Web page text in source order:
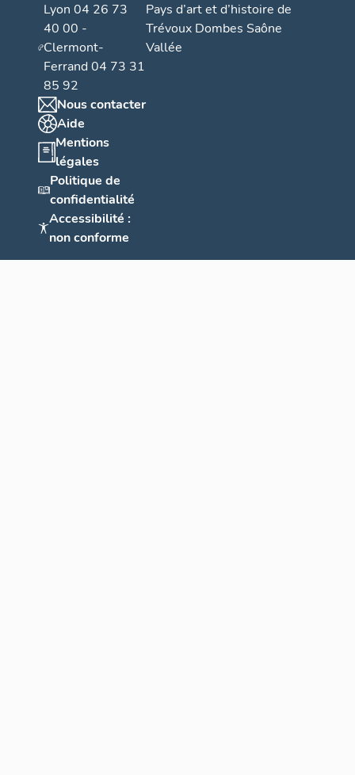
Lyon 04 26 73
40 00 -
Clermont-
Ferrand 04 73 31
85 92
Nous contacter
Aide
Mentions
légales
Politique de
confidentialité
Accessibilité :
non conforme
Pays d’art et d’histoire de
Trévoux Dombes Saône
Vallée